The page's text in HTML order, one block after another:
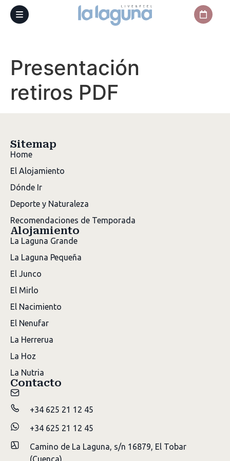
Presentación
retiros PDF
Sitemap
Home
El Alojamiento
Dónde Ir
Deporte y Naturaleza
Recomendaciones de Temporada
Alojamiento
La Laguna Grande
La Laguna Pequeña
El Junco
El Mirlo
El Nacimiento
El Nenufar
La Herrerua
La Hoz
La Nutria
Contacto
+34 625 21 12 45
+34 625 21 12 45
Camino de La Laguna, s/n 16879, El Tobar
(Cuenca)